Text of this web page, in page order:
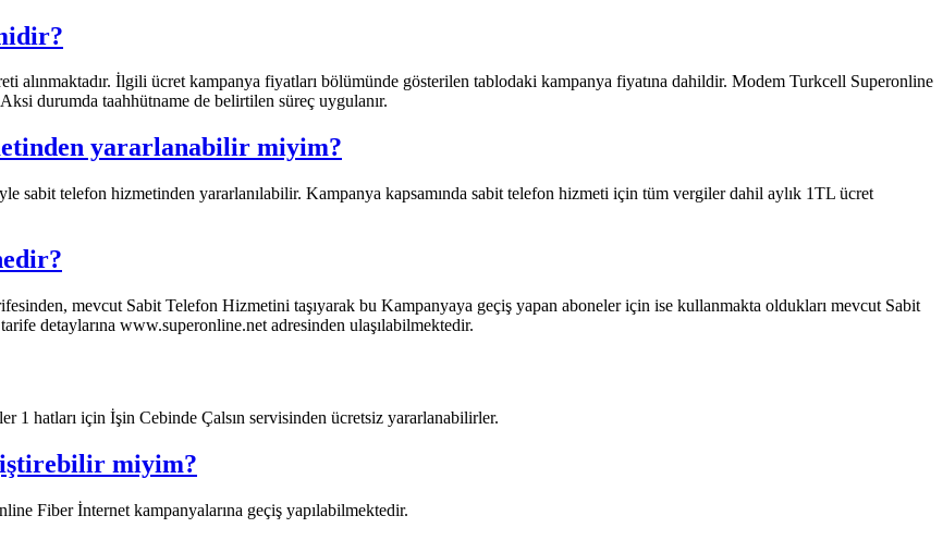
alınmaktadır. İlgili ücret kampanya fiyatları bölümünde gösterilen tablodaki kampanya fiyatına dahildir. Modem Turkcell Superonline
durumda taahhütname de belirtilen süreç uygulanır.
yararlanabilir miyim?
sabit telefon hizmetinden yararlanılabilir. Kampanya kapsamında sabit telefon hizmeti için tüm vergiler dahil aylık 1TL ücret
mevcut Sabit Telefon Hizmetini taşıyarak bu Kampanyaya geçiş yapan aboneler için ise kullanmakta oldukları mevcut Sabit
detaylarına www.superonline.net adresinden ulaşılabilmektedir.
1 hatları için İşin Cebinde Çalsın servisinden ücretsiz yararlanabilirler.
miyim?
Fiber İnternet kampanyalarına geçiş yapılabilmektedir.​